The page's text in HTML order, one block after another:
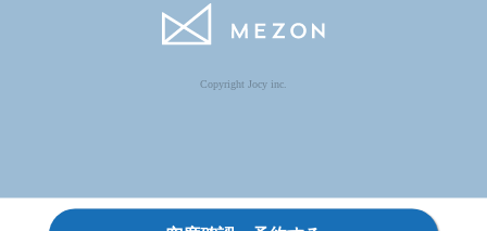
Copyright Jocy inc.